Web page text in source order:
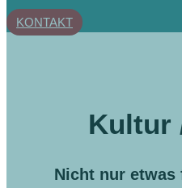
KONTAKT
Kultur
Nicht nur etwas